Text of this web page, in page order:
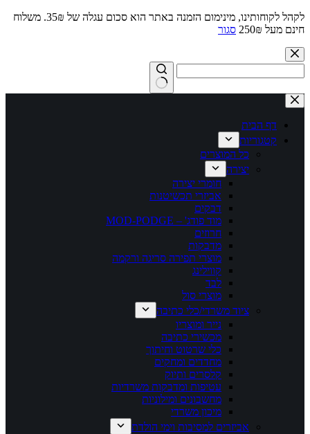
לקהל לקוחותינו, מינימום הזמנה באתר הוא סכום עגלה של 35₪. משלוח
חינם מעל 250₪
סגור
Skip
to
content
No
results
דף הבית
קטגוריות
כל המוצרים
יצירה
חומרי יצירה
אביזרי תכשיטנות
דבקים
מוד פודג' – MOD-PODGE
חרוזים
מדבקות
מוצרי תפירה סריגה ורקמה
קווילינג
לבד
מוצרי סול
ציוד משרדי/כלי כתיבה
נייר ומוצריו
מכשירי כתיבה
כלי שרטוט וחיתוך
מחדדים ומחקים
קלסרים ותיוק
עטיפות ומדבקות משרדיות
מחשבונים ומילוניות
מיכון משרדי
אביזרים למסיבות וימי הולדת